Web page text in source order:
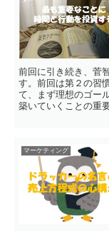
前回に引き続き、菅
す。前回は第２の習
て、まず理想のゴー
築いていくことの重
マーケティング